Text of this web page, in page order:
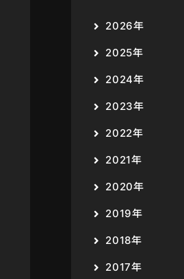
2026年
2025年
2024年
2023年
2022年
2021年
2020年
2019年
2018年
2017年